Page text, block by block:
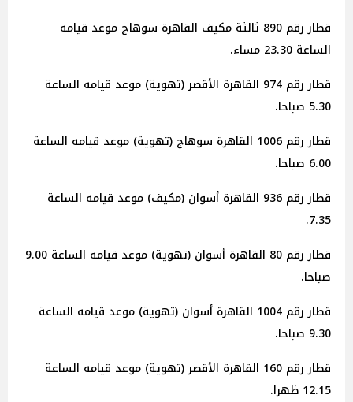
قطار رقم 890 ثالثة مكيف القاهرة سوهاج موعد قيامه
الساعة 23.30 مساء.
قطار رقم 974 القاهرة الأقصر (تهوية) موعد قيامه الساعة
5.30 صباحا.
قطار رقم 1006 القاهرة سوهاج (تهوية) موعد قيامه الساعة
6.00 صباحا.
قطار رقم 936 القاهرة أسوان (مكيف) موعد قيامه الساعة
7.35.
قطار رقم 80 القاهرة أسوان (تهوية) موعد قيامه الساعة 9.00
صباحا.
قطار رقم 1004 القاهرة أسوان (تهوية) موعد قيامه الساعة
9.30 صباحا.
قطار رقم 160 القاهرة الأقصر (تهوية) موعد قيامه الساعة
12.15 ظهرا.